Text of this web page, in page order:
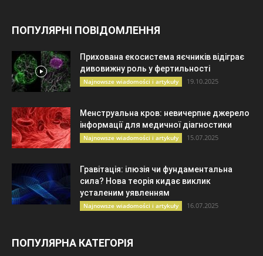
ПОПУЛЯРНІ ПОВІДОМЛЕННЯ
Прихована екосистема яєчників відіграє
дивовижну роль у фертильності
Najnowsze wiadomości i artykuły 19.10.2025
Менструальна кров: невичерпне джерело
інформації для медичної діагностики
Najnowsze wiadomości i artykuły 15.07.2025
Гравітація: ілюзія чи фундаментальна
сила? Нова теорія кидає виклик
усталеним уявленням
Najnowsze wiadomości i artykuły 16.07.2025
ПОПУЛЯРНА КАТЕГОРІЯ